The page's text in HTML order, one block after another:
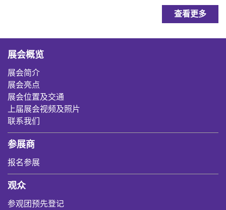
查看更多
展会概览
展会简介
展会亮点
展会位置及交通
上届展会视频及照片
联系我们
参展商
报名参展
观众
参观团预先登记